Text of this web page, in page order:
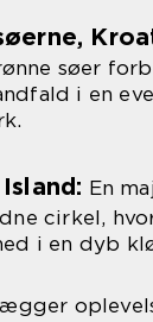
søer
i en
En
cirkel,
i en dyb